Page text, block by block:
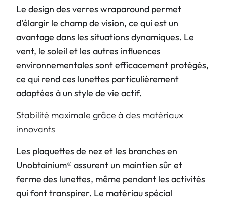
Le design des verres wraparound permet
d'élargir le champ de vision, ce qui est un
avantage dans les situations dynamiques. Le
vent, le soleil et les autres influences
environnementales sont efficacement protégés,
ce qui rend ces lunettes particulièrement
adaptées à un style de vie actif.
Stabilité maximale grâce à des matériaux
innovants
Les plaquettes de nez et les branches en
Unobtainium® assurent un maintien sûr et
ferme des lunettes, même pendant les activités
qui font transpirer. Le matériau spécial